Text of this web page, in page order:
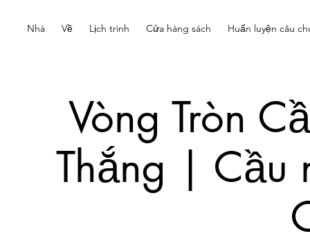
Nhà Về Lịch trình Cửa hàng sách Huấn luyện câu
Vòng Tròn
Thắng | Cầu